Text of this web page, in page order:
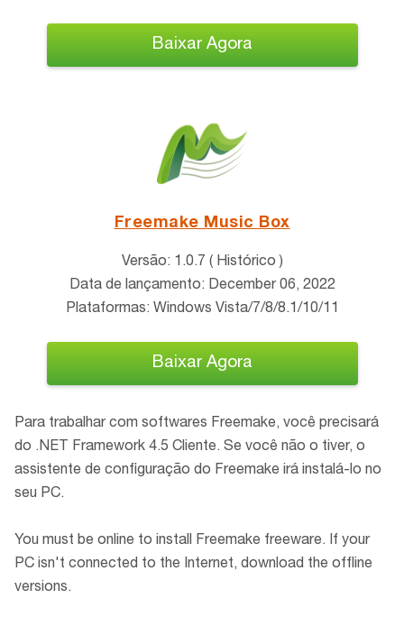
Baixar Agora
Freemake Music Box
Versão: 1.0.7 ( Histórico )
Data de lançamento: December 06, 2022
Plataformas: Windows Vista/7/8/8.1/10/11
Baixar Agora
Para trabalhar com softwares Freemake, você precisará
do .NET Framework 4.5 Cliente. Se você não o tiver, o
assistente de configuração do Freemake irá instalá-lo no
seu PC.
You must be online to install Freemake freeware. If your
PC isn't connected to the Internet, download the offline
versions.